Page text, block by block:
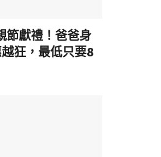
節獻禮！爸爸身
狂，最低只要8